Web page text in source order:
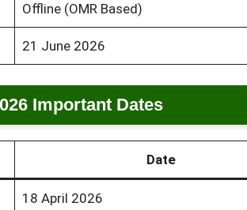
Offline (OMR Based)
21 June 2026
Important Dates
Date
18 April 2026